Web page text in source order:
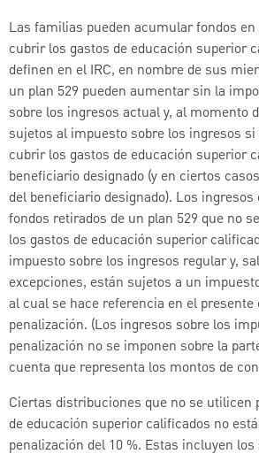
Las familias pueden acumular fondos en
cubrir los gastos de educación superior
definen en el IRC, en nombre de sus
un plan 529 pueden aumentar sin la
sobre los ingresos actual y, al momento
sujetos al impuesto sobre los ingresos
cubrir los gastos de educación superior
beneficiario designado (y en ciertos
del beneficiario designado). Los ingresos
fondos retirados de un plan 529 que no
los gastos de educación superior
impuesto sobre los ingresos regular y,
excepciones, están sujetos a un
al cual se hace referencia en el presente
penalización. (Los ingresos sobre los
penalización no se imponen sobre la
cuenta que representa los montos de
Ciertas distribuciones que no se utilicen
de educación superior calificados no
penalización del 10 %. Estas incluyen